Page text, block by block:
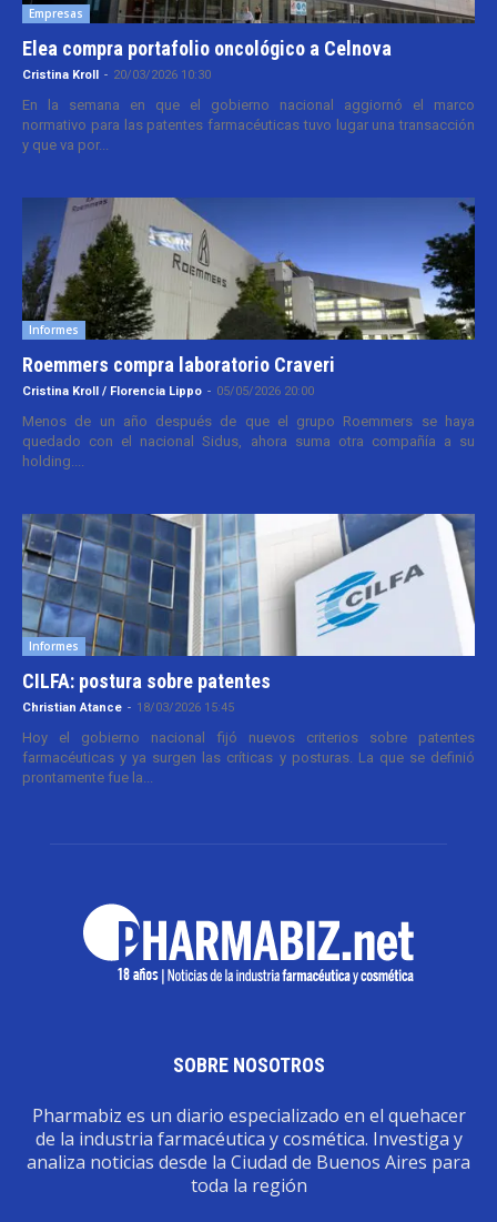
Empresas
Elea compra portafolio oncológico a Celnova
Cristina Kroll - 20/03/2026 10:30
En la semana en que el gobierno nacional aggiornó el marco
normativo para las patentes farmacéuticas tuvo lugar una transacción
y que va por...
Informes
Roemmers compra laboratorio Craveri
Cristina Kroll / Florencia Lippo - 05/05/2026 20:00
Menos de un año después de que el grupo Roemmers se haya
quedado con el nacional Sidus, ahora suma otra compañía a su
holding....
Informes
CILFA: postura sobre patentes
Christian Atance - 18/03/2026 15:45
Hoy el gobierno nacional fijó nuevos criterios sobre patentes
farmacéuticas y ya surgen las críticas y posturas. La que se definió
prontamente fue la...
SOBRE NOSOTROS
Pharmabiz es un diario especializado en el quehacer
de la industria farmacéutica y cosmética. Investiga y
analiza noticias desde la Ciudad de Buenos Aires para
toda la región